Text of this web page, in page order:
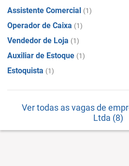
Assistente Comercial (1)
Operador de Caixa (1)
Vendedor de Loja (1)
Auxiliar de Estoque (1)
Estoquista (1)
Ver todas as vagas de
Ltda (8)